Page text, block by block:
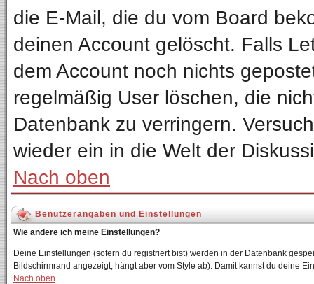
die E-Mail, die du vom Board
deinen Account gelöscht. Falls
dem Account noch nichts
regelmäßig User löschen, die
Datenbank zu verringern.
wieder ein in die Welt der
Nach oben
Benutzerangaben und Einstellungen
Wie ändere ich meine Einstellungen?
Deine Einstellungen (sofern du registriert bist) werden in der Datenbank
Bildschirmrand angezeigt, hängt aber vom Style ab). Damit kannst du deine
Nach oben